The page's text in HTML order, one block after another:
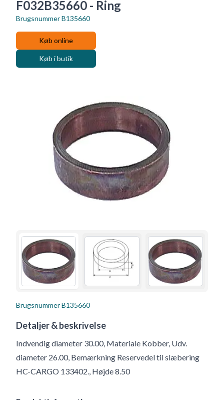
F032B35660 - Ring
BrugsnummerB135660
Køb online
Køb i butik
BrugsnummerB135660
Detaljer & beskrivelse
Indvendig diameter 30.00, Materiale Kobber, Udv.
diameter 26.00, Bemærkning Reservedel til slæbering
HC-CARGO 133402., Højde 8.50